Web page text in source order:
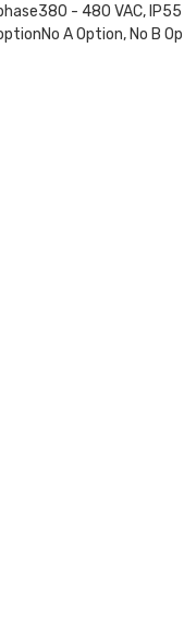
- 480 VAC,
A Option, No B